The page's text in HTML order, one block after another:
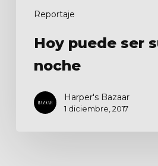
Reportaje
Hoy puede ser
noche
Harper's Bazaar
1 diciembre, 2017